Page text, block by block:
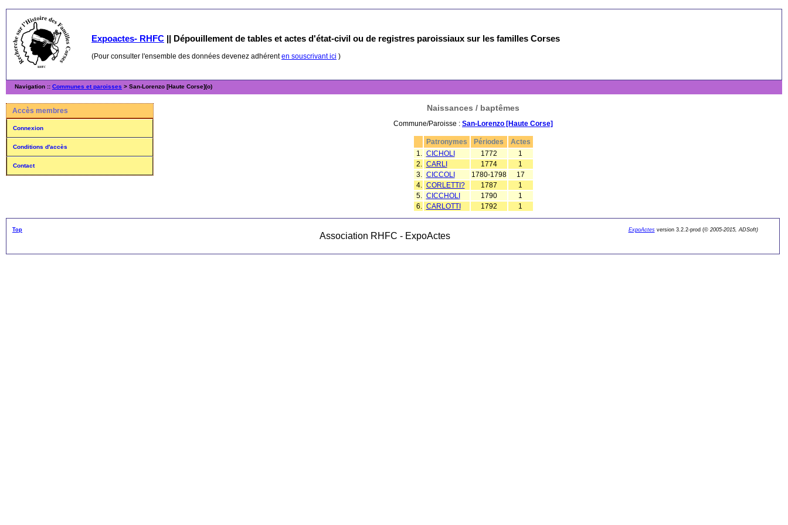
Expoactes- RHFC || Dépouillement de tables et actes d'état-civil ou de registres paroissiaux sur les familles Corses
(Pour consulter l'ensemble des données devenez adhérenten souscrivant ici )
Navigation :: Communes et paroisses > San-Lorenzo [Haute Corse](o)
Accès membres
Connexion
Conditions d'accès
Contact
Naissances / baptêmes
Commune/Paroisse : San-Lorenzo [Haute Corse]
Patronymes Périodes
Actes
1. CICHOLI 1772
1
2. CARLI 1774
1
3. CICCOLI 1780-1798
17
4. CORLETTI? 1787
1
5. CICCHOLI 1790
1
6. CARLOTTI 1792 1
Top
Association RHFC - ExpoActes
ExpoActesversion 3.2.2-prod (©2005-2015, ADSoft)